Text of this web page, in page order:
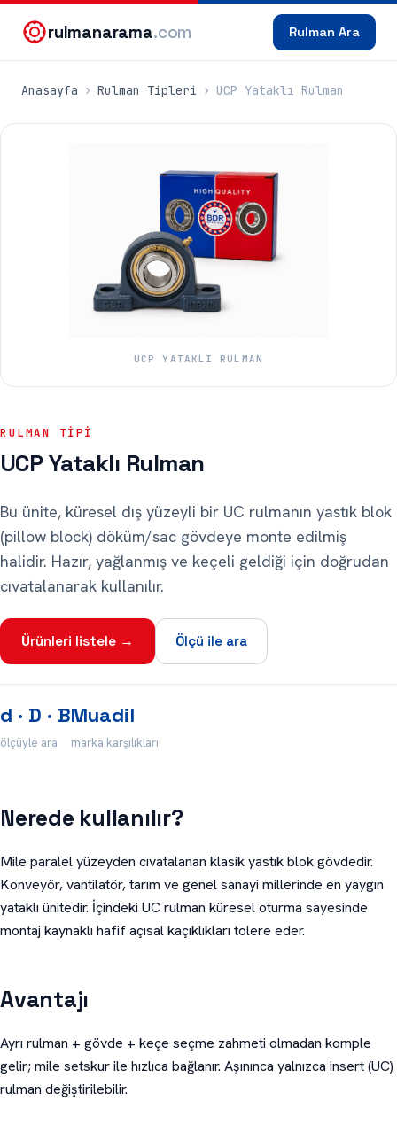
rulmanarama.com Rulman Ara
Anasayfa › Rulman Tipleri › UCP Yataklı Rulman
UCP YATAKLI RULMAN
RULMAN TIPI
UCP Yataklı Rulman
Bu ünite, küresel dış yüzeyli bir UC rulmanın yastık blok
(pillow block) döküm/sac gövdeye monte edilmiş
halidir. Hazır, yağlanmış ve keçeli geldiği için doğrudan
cıvatalanarak kullanılır.
Ürünleri listele → Ölçü ile ara
d · D · B
ölçüyle ara
Muadil
marka karşılıkları
Nerede kullanılır?
Mile paralel yüzeyden cıvatalanan klasik yastık blok gövdedir.
Konveyör, vantilatör, tarım ve genel sanayi millerinde en yaygın
yataklı ünitedir. İçindeki UC rulman küresel oturma sayesinde
montaj kaynaklı hafif açısal kaçıklıkları tolere eder.
Avantajı
Ayrı rulman + gövde + keçe seçme zahmeti olmadan komple
gelir; mile setskur ile hızlıca bağlanır. Aşınınca yalnızca insert (UC)
rulman değiştirilebilir.